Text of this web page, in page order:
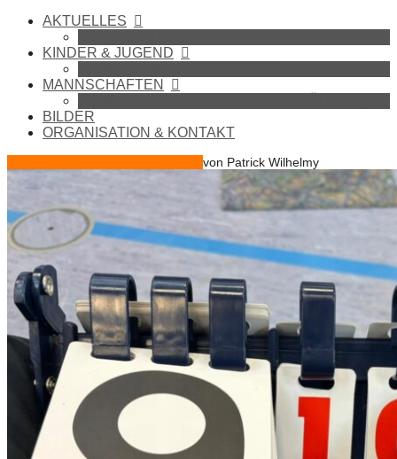
AKTUELLES
KINDER & JUGEND
MANNSCHAFTEN
BILDER
ORGANISATION & KONTAKT
von Patrick Wilhelmy